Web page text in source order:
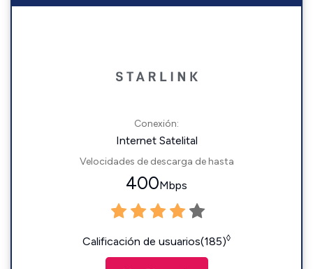
Conexión:
Internet Satelital
Velocidades de descarga de hasta
400Mbps
Calificación de usuarios(185)◊